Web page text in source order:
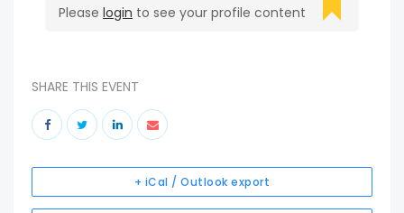
Please login to see your profile content
SHARE THIS EVENT
+ iCal / Outlook export